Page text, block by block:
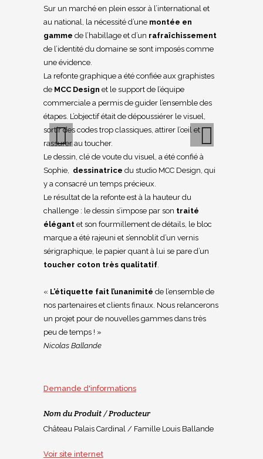
Previous Next
Sur un marché en plein essor à l’international et
au national, la nécessité d’une montée en
gamme de l’habillage et d’un rafraîchissement
de l’identité du domaine se sont imposés comme
une évidence.
La refonte graphique a été confiée aux graphistes
de MCC Design et le support de l’équipe
commerciale a permis de guider l’ensemble des
étapes. L’objectif était de dépoussiérer le visuel,
sortir des codes trop classiques, attirer l’œil et
rassurer au toucher.
Le dessin, clé de voute du visuel, a été confié à
Sophie,
dessinatrice du studio MCC Design, qui
y a consacré un temps précieux.
Le résultat de la refonte est à la hauteur du
challenge : le dessin s’impose par son traité
élégant et son fourmillement de détails, le bloc
marque a été rajeuni et s’ennoblit d’un vernis
sérigraphique, le papier quant à lui se pare d’un
toucher coton très qualitatif
« L’étiquette fait l’unanimité de l’ensemble de
nos partenaires et clients finaux. Nous relancerons
un projet pour de nouvelles gammes dans très
peu de temps ! »
Nicolas Ballande
Demande d'informations
Nom du Produit / Producteur
Château Palais Cardinal / Famille Louis Ballande
Voir site internet